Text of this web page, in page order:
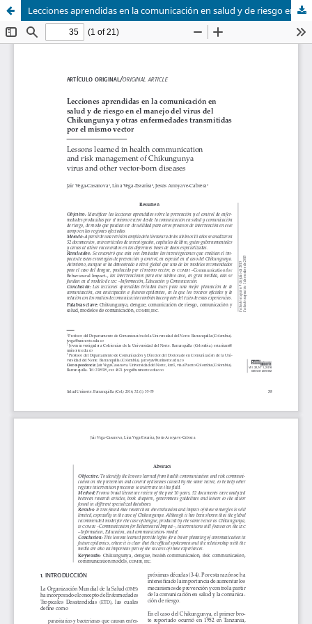
Lecciones aprendidas en la comunicación en salud y de riesgo en el manejo del virus del Chikungunya y otras enfermedades transmitidas por el mismo vector